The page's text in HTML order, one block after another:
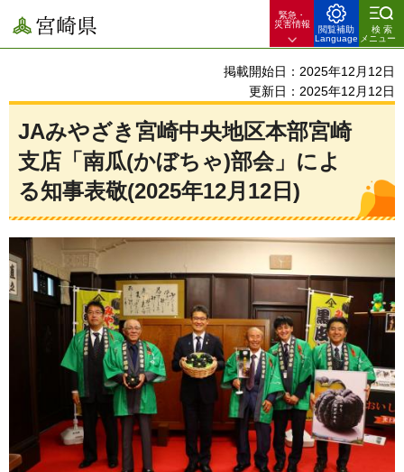
宮崎県
緊急・
災害情報
閲覧補助
Language
検索
メニュー
掲載開始日：2025年12月12日
更新日：2025年12月12日
JAみやざき宮崎中央地区本部宮崎
支店「南瓜(かぼちゃ)部会」によ
る知事表敬(2025年12月12日)